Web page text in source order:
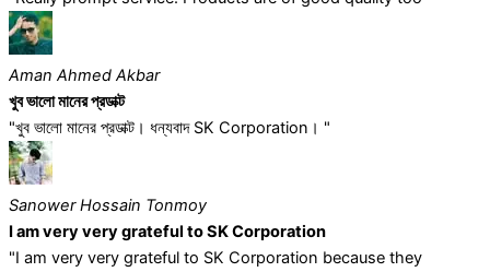
Aman Ahmed Akbar
খুব ভালো মানের প্রডাক্ট
"খুব ভালো মানের প্রডাক্ট। ধন্যবাদ SK Corporation। "
Sanower Hossain Tonmoy
I am very very grateful to SK Corporation
"I am very very grateful to SK Corporation because they